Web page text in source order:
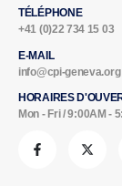
TÉLÉPHONE
+41 (0)22 734 15 03
E-MAIL
info@cpi-geneva.org
HORAIRES
Mon - Fri / 9:00AM -